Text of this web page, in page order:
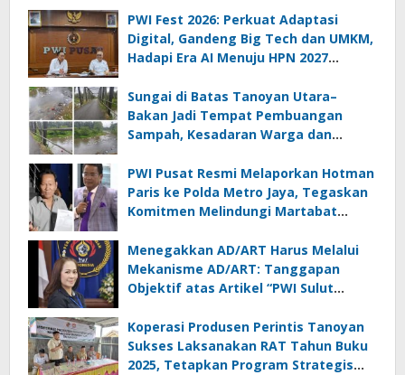
PWI Fest 2026: Perkuat Adaptasi
Digital, Gandeng Big Tech dan UMKM,
Hadapi Era AI Menuju HPN 2027
Sungai di Batas Tanoyan Utara–
Bakan Jadi Tempat Pembuangan
Sampah, Kesadaran Warga dan
PWI Pusat Resmi Melaporkan Hotman
Paris ke Polda Metro Jaya, Tegaskan
Komitmen Melindungi Martabat
Menegakkan AD/ART Harus Melalui
Mekanisme AD/ART: Tanggapan
Objektif atas Artikel “PWI Sulut
Melanggar Aturan”
Koperasi Produsen Perintis Tanoyan
Sukses Laksanakan RAT Tahun Buku
2025, Tetapkan Program Strategis